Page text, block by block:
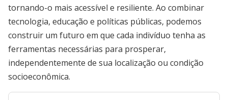
tornando-o mais acessível e resiliente. Ao combinar
tecnologia, educação e políticas públicas, podemos
construir um futuro em que cada indivíduo tenha as
ferramentas necessárias para prosperar,
independentemente de sua localização ou condição
socioeconômica.